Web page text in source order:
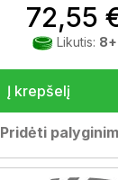
72,55
Likutis: 8+
Į krepšelį
Pridėti